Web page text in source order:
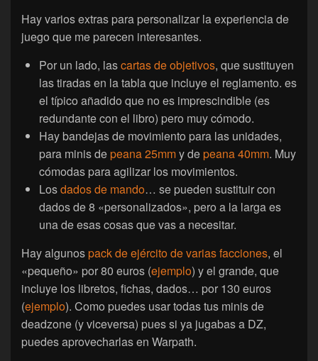
Hay varios extras para personalizar la experiencia de
juego que me parecen interesantes.
Por un lado, lascartas de objetivos, que sustituyen
las tiradas en la tabla que incluye el reglamento. es
el típico añadido que no es imprescindible (es
redundante con el libro) pero muy cómodo.
Hay bandejas de movimiento para las unidades,
para minis depeana 25mmy depeana 40mm. Muy
cómodas para agilizar los movimientos.
Losdados de mando… se pueden sustituir con
dados de 8 «personalizados», pero a la larga es
una de esas cosas que vas a necesitar.
Hay algunospack de ejército de varias facciones, el
«pequeño» por 80 euros (ejemplo) y el grande, que
incluye los libretos, fichas, dados… por 130 euros
(ejemplo). Como puedes usar todas tus minis de
deadzone (y viceversa) pues si ya jugabas a DZ,
puedes aprovecharlas en Warpath.